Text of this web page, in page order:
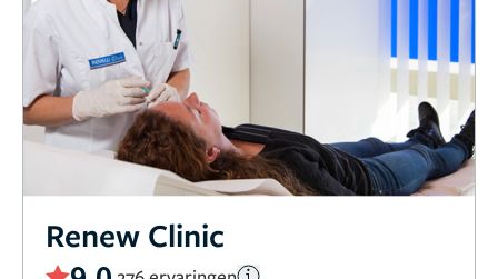
Renew Clinic